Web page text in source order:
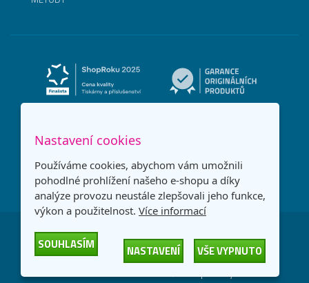
Česká republika Slovensko
Nastavení cookies
Používáme cookies, abychom vám umožnili
pohodlné prohlížení našeho e-shopu a díky
analýze provozu neustále zlepšovali jeho funkce,
výkon a použitelnost. Více informací
SOUHLASÍM NASTAVENÍ VŠE VYPNUTO